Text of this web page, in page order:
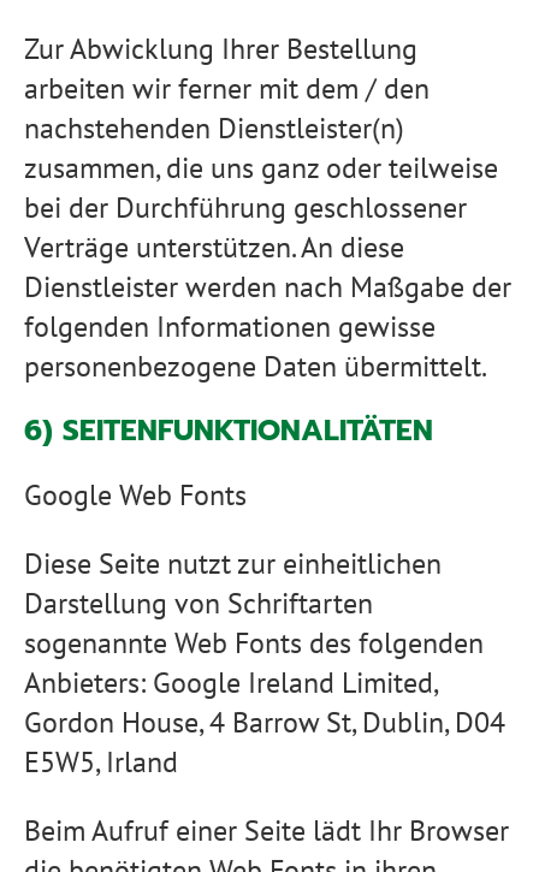
Zur Abwicklung Ihrer Bestellung
arbeiten wir ferner mit dem / den
nachstehenden Dienstleister(n)
zusammen, die uns ganz oder teilweise
bei der Durchführung geschlossener
Verträge unterstützen. An diese
Dienstleister werden nach Maßgabe der
folgenden Informationen gewisse
personenbezogene Daten übermittelt.
6) SEITENFUNKTIONALITÄTEN
Google Web Fonts
Diese Seite nutzt zur einheitlichen
Darstellung von Schriftarten
sogenannte Web Fonts des folgenden
Anbieters: Google Ireland Limited,
Gordon House, 4 Barrow St, Dublin, D04
E5W5, Irland
Beim Aufruf einer Seite lädt Ihr Browser